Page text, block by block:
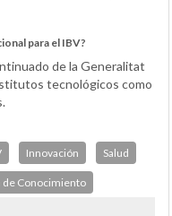
para el IBV?
de la Generalitat
tecnológicos como
Innovación Salud
de Conocimiento